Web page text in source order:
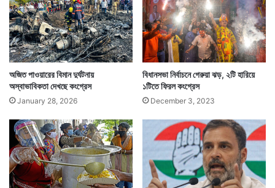
ধনীদের আর্থিক লাভের বন্দোবস্ত করেছে মোদী সরকার, আর
কংগ্রেস সরকার ভোটে জিতে এলে তিনি দেশের ২০ শতাংশ দরিদ্র
মানুষকে বছরে ৭২ হাজার টাকা দেওয়ার বন্দোবস্ত করবেন। তাঁদের
অ্যাকাউন্টে সরাসরি এই টাকা পৌঁছে যাবে বলে প্রতিশ্রুতি দেন
রাহুল গান্ধী।
হ
তে
পা
রে
,
জা
না
লে
গ
বে
ষ
কে
রা
অজিত পাওয়ারের বিমান দুর্ঘটনায়
অস্বাভাবিকতা দেখছে কংগ্রেস
January 28, 2026
বিধানসভা নির্বাচনে গেরুয়া ঝড়, ২টি হারিয়ে
১টিতে ফিরল কংগ্রেস
December 3, 2023